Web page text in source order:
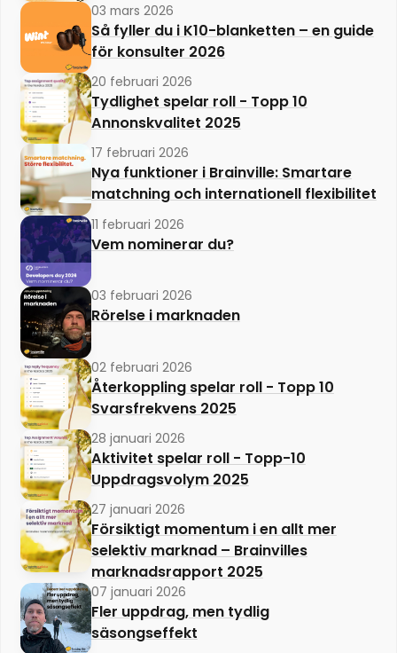
03 mars 2026
Så fyller du i K10-blanketten – en guide
för konsulter 2026
20 februari 2026
Tydlighet spelar roll - Topp 10
Annonskvalitet 2025
17 februari 2026
Nya funktioner i Brainville: Smartare
matchning och internationell flexibilitet
11 februari 2026
Vem nominerar du?
03 februari 2026
Rörelse i marknaden
02 februari 2026
Återkoppling spelar roll - Topp 10
Svarsfrekvens 2025
28 januari 2026
Aktivitet spelar roll - Topp-10
Uppdragsvolym 2025
27 januari 2026
Försiktigt momentum i en allt mer
selektiv marknad – Brainvilles
marknadsrapport 2025
07 januari 2026
Fler uppdrag, men tydlig
säsongseffekt